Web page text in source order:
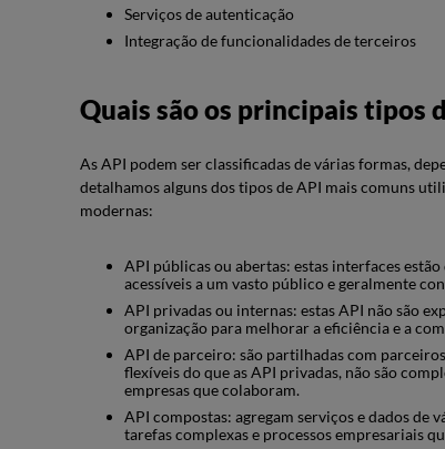
Serviços de autenticação
Integração de funcionalidades de terceiros
Quais são os principais tipos
As API podem ser classificadas de várias formas,
detalhamos alguns dos tipos de API mais comuns
modernas:
API públicas ou abertas: estas interfaces
acessíveis a um vasto público e geralmente
API privadas ou internas: estas API não são
organização para melhorar a eficiência e a
API de parceiro: são partilhadas com
flexíveis do que as API privadas, não são
empresas que colaboram.
API compostas: agregam serviços e dados de
tarefas complexas e processos empresariais